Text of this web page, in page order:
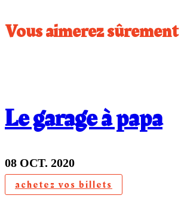
Vous aimerez sûrement
Le garage à papa
08 OCT. 2020
achetez vos billets